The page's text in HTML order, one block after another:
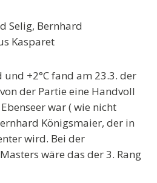
Selig, Bernhard
Kasparet
und +2°C fand am 23.3. der
der Partie eine Handvoll
war ( wie nicht
Königsmaier, der in
wird. Bei der
wäre das der 3. Rang